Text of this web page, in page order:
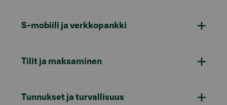
S-mobiili ja verkkopankki
Tilit ja maksaminen
Tunnukset ja turvallisuus